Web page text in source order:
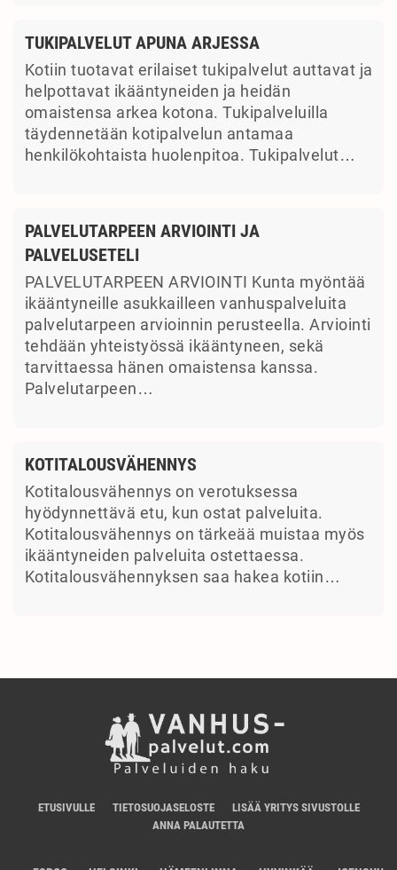
TUKIPALVELUT APUNA ARJESSA
Kotiin tuotavat erilaiset tukipalvelut auttavat ja
helpottavat ikääntyneiden ja heidän
omaistensa arkea kotona. Tukipalveluilla
täydennetään kotipalvelun antamaa
henkilökohtaista huolenpitoa. Tukipalvelut…
PALVELUTARPEEN ARVIOINTI JA
PALVELUSETELI
PALVELUTARPEEN ARVIOINTI Kunta myöntää
ikääntyneille asukkailleen vanhuspalveluita
palvelutarpeen arvioinnin perusteella. Arviointi
tehdään yhteistyössä ikääntyneen, sekä
tarvittaessa hänen omaistensa kanssa.
Palvelutarpeen…
KOTITALOUSVÄHENNYS
Kotitalousvähennys on verotuksessa
hyödynnettävä etu, kun ostat palveluita.
Kotitalousvähennys on tärkeää muistaa myös
ikääntyneiden palveluita ostettaessa.
Kotitalousvähennyksen saa hakea kotiin…
ETUSIVULLE TIETOSUOJASELOSTE
LISÄÄ YRITYS SIVUSTOLLE
ANNA PALAUTETTA